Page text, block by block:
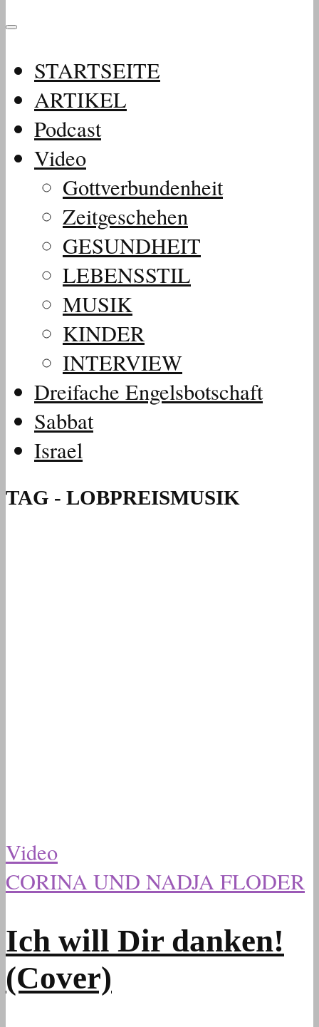
STARTSEITE
ARTIKEL
Podcast
Video
Gottverbundenheit
Zeitgeschehen
GESUNDHEIT
LEBENSSTIL
MUSIK
KINDER
INTERVIEW
Dreifache Engelsbotschaft
Sabbat
Israel
TAG - LOBPREISMUSIK
Video
CORINA UND NADJA FLODER
Ich will Dir danken!
(Cover)